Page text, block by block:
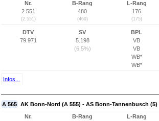
Nr.
2.551
(2.551)
B-Rang
480
(469)
L-Rang
176
(175)
DTV
79.971
SV
5.198
(6,5%)
BPL
VB
VB
WB*
WB*
Infos...
A 565 AK Bonn-Nord (A 555) - AS Bonn-Tannenbusch (5)
Nr.
B-Rang
L-Rang